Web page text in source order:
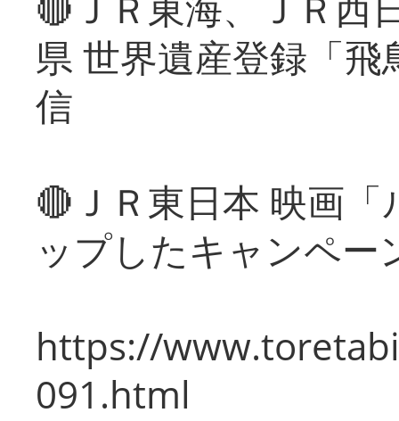
県 世界遺産登録「
信
🔴ＪＲ東日本 映画
ップしたキャンペー
https://
091.html